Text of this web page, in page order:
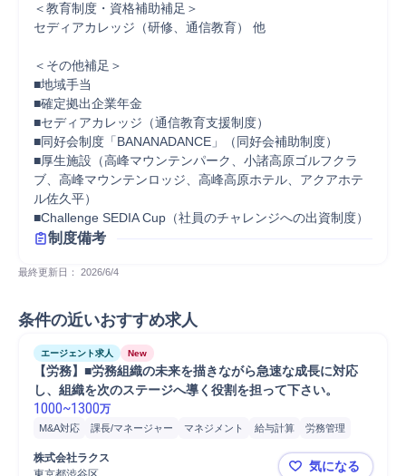
＜教育制度・資格補助補足＞
セディアカレッジ（研修、通信教育） 他
＜その他補足＞
■地域手当
■確定拠出企業年金
■セディアカレッジ（通信教育支援制度）
■同好会制度「BANANADANCE」（同好会補助制度）
■厚生施設（高峰マウンテンパーク、小諸高原ゴルフクラ
ブ、高峰マウンテンロッジ、高峰高原ホテル、アクアホテ
ル佐久平）
■Challenge SEDIA Cup（社員のチャレンジへの出資制度）
制度備考
最終更新日： 2026/6/4
条件の近いおすすめ求人
エージェント求人 New
【労務】■労務組織の未来を描きながら急速な成長に対応
し、組織を次のステージへ導く役割を担って下さい。
1000~1300万
M&A対応 課長/マネージャー マネジメント 給与計算
労務管理
マネージャー
人事
株式会社ラクス
気になる